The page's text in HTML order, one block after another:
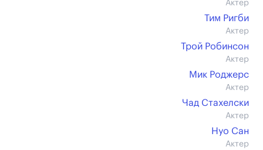
Актер
Тим Ригби
Актер
Трой Робинсон
Актер
Мик Роджерс
Актер
Чад Стахелски
Актер
Нуо Сан
Актер